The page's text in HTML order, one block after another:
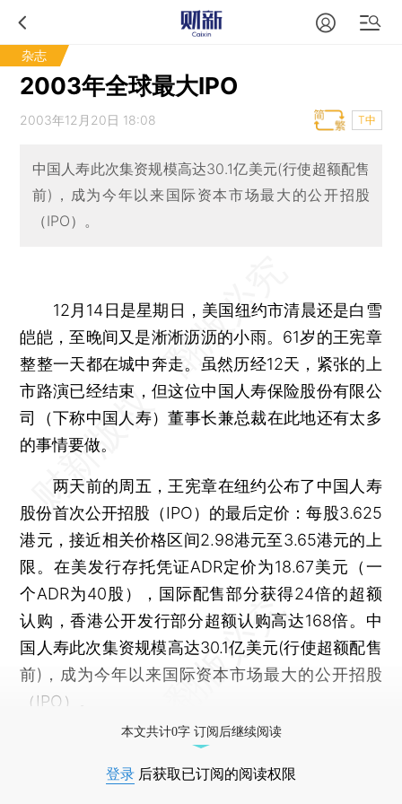
杂志
2003年全球最大IPO
2003年12月20日 18:08 T中
中国人寿此次集资规模高达30.1亿美元(行使超额配售
前)，成为今年以来国际资本市场最大的公开招股
（IPO）。
12月14日是星期日，美国纽约市清晨还是白雪
皑皑，至晚间又是淅淅沥沥的小雨。61岁的王宪章
整整一天都在城中奔走。虽然历经12天，紧张的上
市路演已经结束，但这位中国人寿保险股份有限公
司（下称中国人寿）董事长兼总裁在此地还有太多
的事情要做。
两天前的周五，王宪章在纽约公布了中国人寿
股份首次公开招股（IPO）的最后定价：每股3.625
港元，接近相关价格区间2.98港元至3.65港元的上
限。在美发行存托凭证ADR定价为18.67美元（一
个ADR为40股），国际配售部分获得24倍的超额
认购，香港公开发行部分超额认购高达168倍。中
国人寿此次集资规模高达30.1亿美元(行使超额配售
前)，成为今年以来国际资本市场最大的公开招股
（IPO）。
本文共计0字 订阅后继续阅读
登录 后获取已订阅的阅读权限